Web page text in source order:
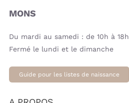
MONS
Du mardi au samedi : de 10h à 18h
Fermé le lundi et le dimanche
Guide pour les listes de naissance